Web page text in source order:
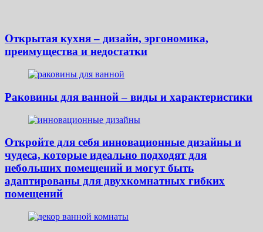
Открытая кухня – дизайн, эргономика,
преимущества и недостатки
Раковины для ванной – виды и характеристики
Откройте для себя инновационные дизайны и
чудеса, которые идеально подходят для
небольших помещений и могут быть
адаптированы для двухкомнатных гибких
помещений